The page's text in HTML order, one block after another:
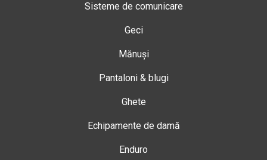
Sisteme de comunicare
Geci
Mănuși
Pantaloni & blugi
Ghete
Echipamente de damă
Enduro